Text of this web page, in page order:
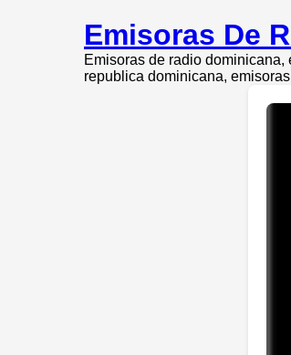
Emisoras De
Emisoras de radio
republica dominicana,